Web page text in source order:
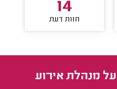
14
חוות דעת
מנהלת אירוע